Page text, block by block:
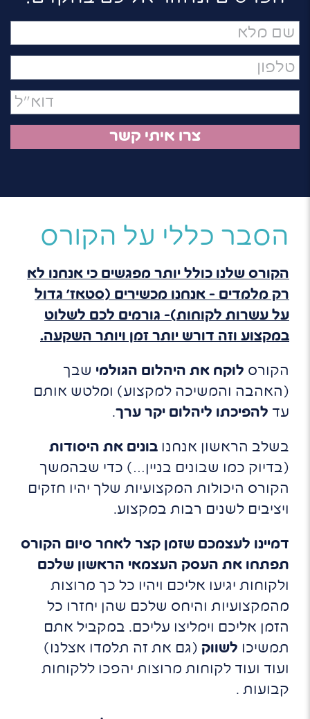
שם
טלפון
הסבר כללי על הקורס
הקורס שלנו כולל יותר מפגשים כי אנחנו לא
רק מלמדים – אנחנו מכשירים (סטאז' גדול
על עשרות לקוחות)- גורמים לכם לשלוט
במקצוע וזה דורש יותר זמן ויותר השקעה.
הקורס לוקח את היהלום הגולמי שבך
(האהבה והמשיכה למקצוע) ומלטש אותם
עד להפיכתו ליהלום יקר ערך.
בשלב הראשון אנחנו בונים את היסודות
(בדיוק כמו שבונים בניין…) כדי שבהמשך
הקורס היכולות המקצועיות שלך יהיו חזקים
ויציבים לשנים רבות במקצוע.
דמיינו לעצמכם שזמן קצר לאחר סיום הקורס
תפתחו את העסק העצמאי הראשון שלכם
ולקוחות יגיעו אליכם ויהיו כל כך מרוצות
מהמקצועיות והיחס שלכם שהן יחזרו כל
הזמן אליכם וימליצו עליכם. במקביל אתם
תמשיכו לשווק (גם את זה תלמדו אצלנו)
ועוד ועוד לקוחות מרוצות יהפכו ללקוחות
קבועות .